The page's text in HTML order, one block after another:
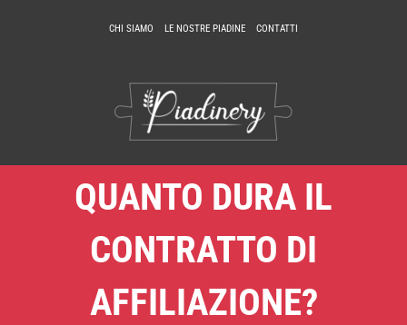
CHI SIAMO LE NOSTRE PIADINE CONTATTI
QUANTO DURA IL
CONTRATTO DI
AFFILIAZIONE?